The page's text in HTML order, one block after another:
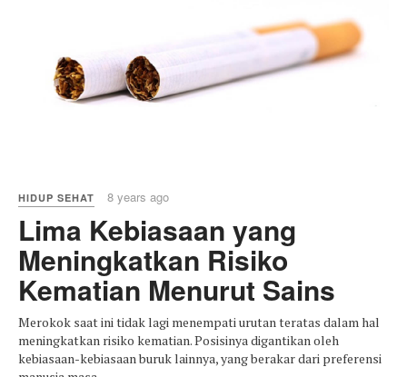
HIDUP SEHAT 8 years ago
Lima Kebiasaan yang
Meningkatkan Risiko
Kematian Menurut Sains
Merokok saat ini tidak lagi menempati urutan teratas dalam hal
meningkatkan risiko kematian. Posisinya digantikan oleh
kebiasaan-kebiasaan buruk lainnya, yang berakar dari preferensi